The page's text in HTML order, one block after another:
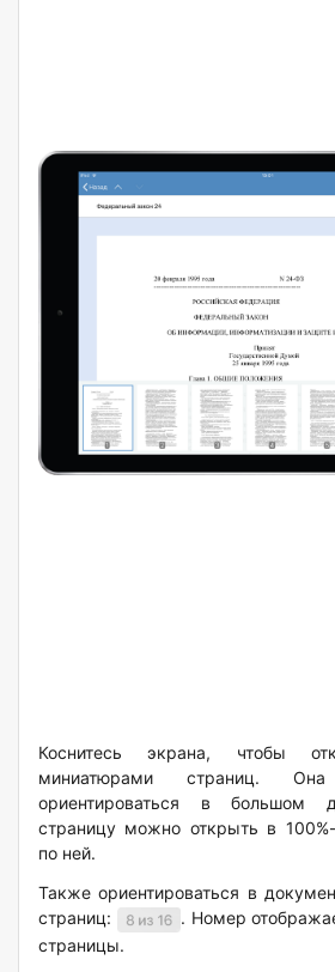
Коснитесь экрана, чтобы
миниатюрами страниц.
ориентироваться в большом
страницу можно открыть в
по ней.
Также ориентироваться в
страниц:
. Номер
страницы.